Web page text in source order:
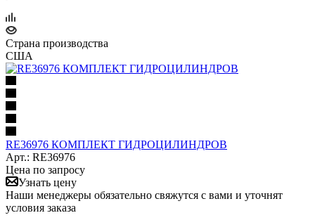
Страна производства
США
RE36976 КОМПЛЕКТ ГИДРОЦИЛИНДРОВ
Арт.: RE36976
Цена по запросу
Узнать цену
Наши менеджеры обязательно свяжутся с вами и уточнят
условия заказа